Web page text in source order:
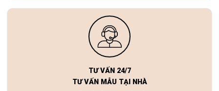
TƯ VẤN 24/7
TƯ VẤN MẪU TẠI NHÀ